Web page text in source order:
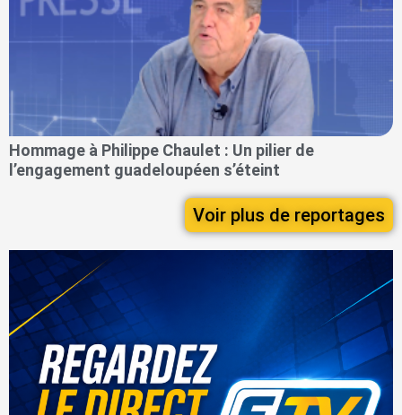
Hommage à Philippe Chaulet : Un pilier de
l’engagement guadeloupéen s’éteint
Voir plus de reportages